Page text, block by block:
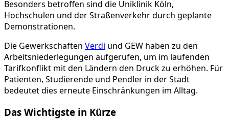
Besonders betroffen sind die Uniklinik Köln,
Hochschulen und der Straßenverkehr durch geplante
Demonstrationen.
Die Gewerkschaften Verdi und GEW haben zu den
Arbeitsniederlegungen aufgerufen, um im laufenden
Tarifkonflikt mit den Ländern den Druck zu erhöhen. Für
Patienten, Studierende und Pendler in der Stadt
bedeutet dies erneute Einschränkungen im Alltag.
Das Wichtigste in Kürze